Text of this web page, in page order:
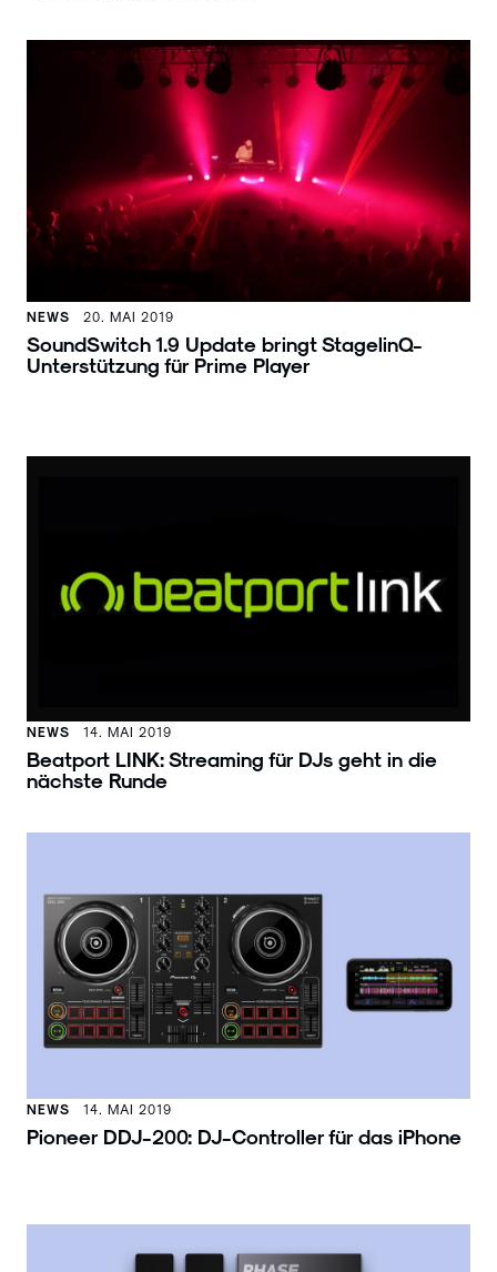
NEWS 20. MAI 2019
SoundSwitch 1.9 Update bringt StagelinQ-
Unterstützung für Prime Player
NEWS 14. MAI 2019
Beatport LINK: Streaming für DJs geht in die
nächste Runde
NEWS 14. MAI 2019
Pioneer DDJ-200: DJ-Controller für das iPhone